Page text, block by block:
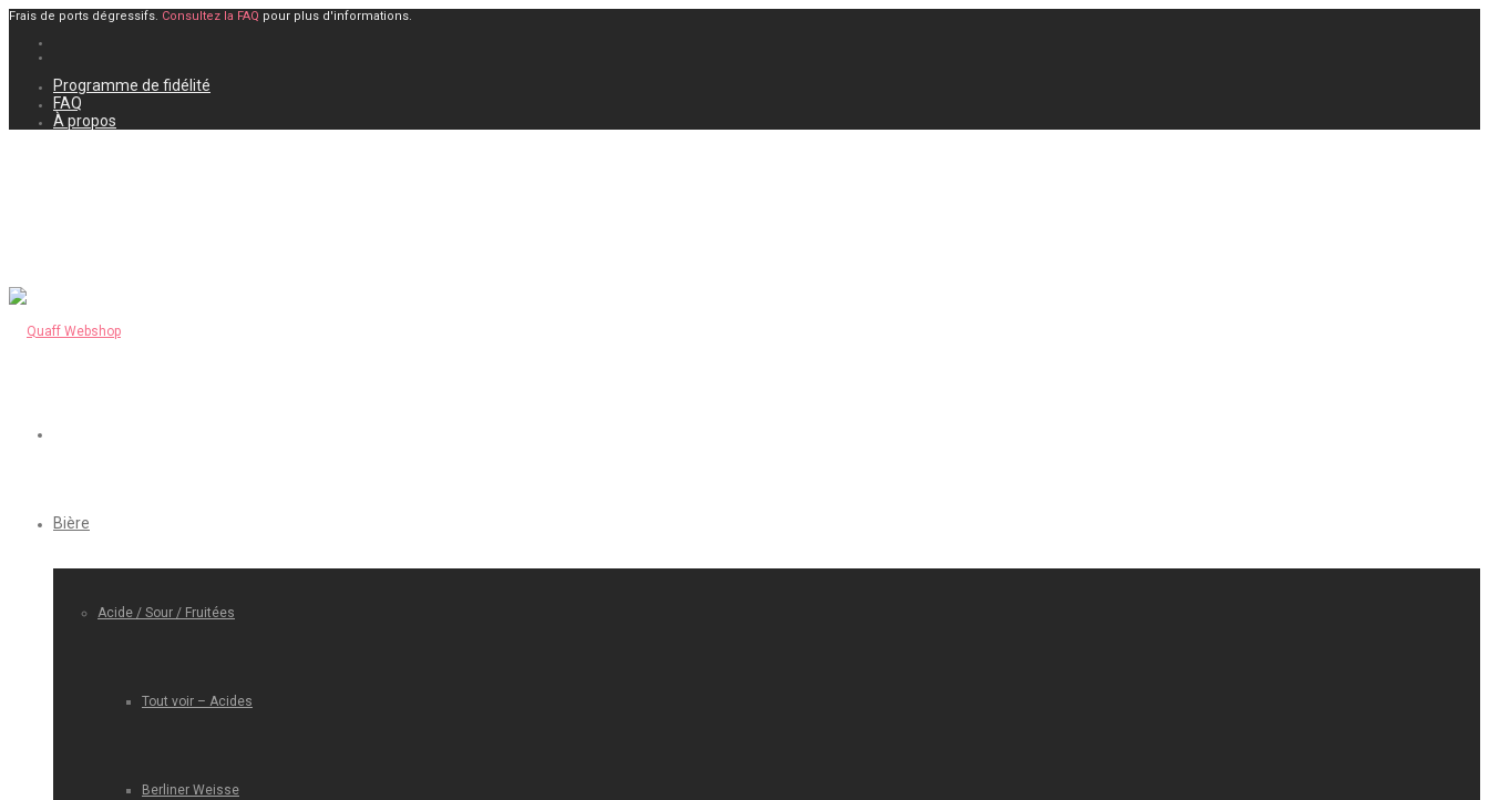
Frais de ports dégressifs. Consultez la FAQ pour plus d'informations.
Programme de fidélité
FAQ
À propos
Bière
Acide / Sour / Fruitées
Tout voir – Acides
Berliner Weisse